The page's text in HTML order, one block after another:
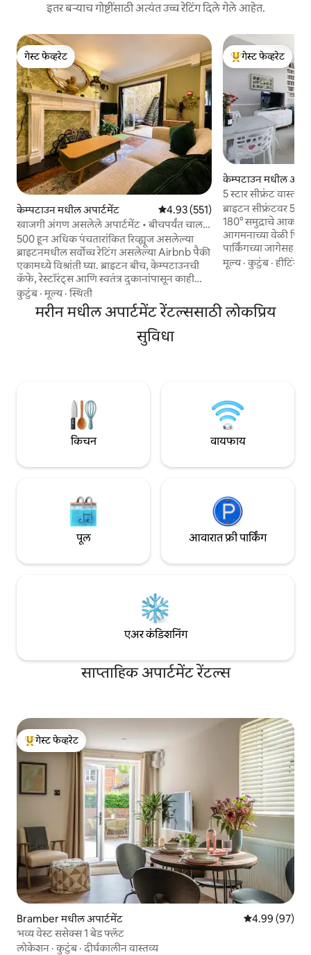
इतर बऱ्याच गोष्टींसाठी अत्यंत उच्च रेटिंग दिले गेले आहेत.
गेस्ट फेव्हरेट
गेस्ट फेव्हरेट
केम्पटाउन मधील अपार्टमेंट 5 पैकी 4.93 सरासरी रेटिंग, 551 रिव्ह्यूज
4.93 (551)
खाजगी अंगण असलेले अपार्टमेंट • बीचपर्यंत चालत
जाता येते
500 हून अधिक पंचतारांकित रिव्ह्यूज असलेल्या
ब्राइटनमधील सर्वोच्च रेटिंग असलेल्या Airbnb पैकी
एकामध्ये विश्रांती घ्या. ब्राइटन बीच, केम्पटाउनची
कॅफे, रेस्टॉरंट्स आणि स्वतंत्र दुकानांपासून काही
क्षणांच्या अंतरावर असलेल्या एकांतवासी अंगणासह
तुमच्या स्वतःच्या स्टाईलिश खाजगी अपार्टमेंटचा
आनंद घ्या. तुम्ही रोमँटिक वीकेंड, प्राइड, फूडी एस्केप
किंवा समुद्रकिनाऱ्यावर आरामदायक सुट्टीचे नियोजन
करत असाल, तरीही तुम्हाला किंग-साईझ बेड,
कुटुंब·मूल्य·स्थिती
टॉप गेस्ट फेव्हरेट
गेस्ट फेव्हरेट
केम्पटाउन मधील
5 स्टार सीफ्रंट
बाल्कनी
ब्राइटन सीफ्रंटवर 5
180° समुद्राचे
आगमनाच्या वेळी फिझची बाटली
पार्किंगच्या जागेसह
टाळा. बीचजवळील एका प्रतिष्ठित रीजेंसी इमारतीत,
पिअर किंवा लेन्स
छोटासा सुट्टीसाठी
किंवा कुटुंबांसाठी
मूल्य·कुटुंब·हीटिंग
मरीन मधील अपार्टमेंट रेंटल्ससाठी लोकप्रिय
सुविधा
किचन वायफाय
पूल आवारात फ्री पार्किंग
एअर कंडिशनिंग
साप्ताहिक अपार्टमेंट रेंटल्स
टॉप गेस्ट फेव्हरेट
गेस्ट फेव्हरेट
Bramber मधील अपार्टमेंट 5 पैकी 4.99
4.99 (97)
भव्य वेस्ट ससेक्स 1 बेड फ्लॅट
लोकेशन ·कुटुंब·दीर्घकालीन वास्तव्य